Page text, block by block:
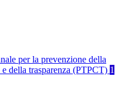
per la prevenzione della
della trasparenza (PTPCT) 1